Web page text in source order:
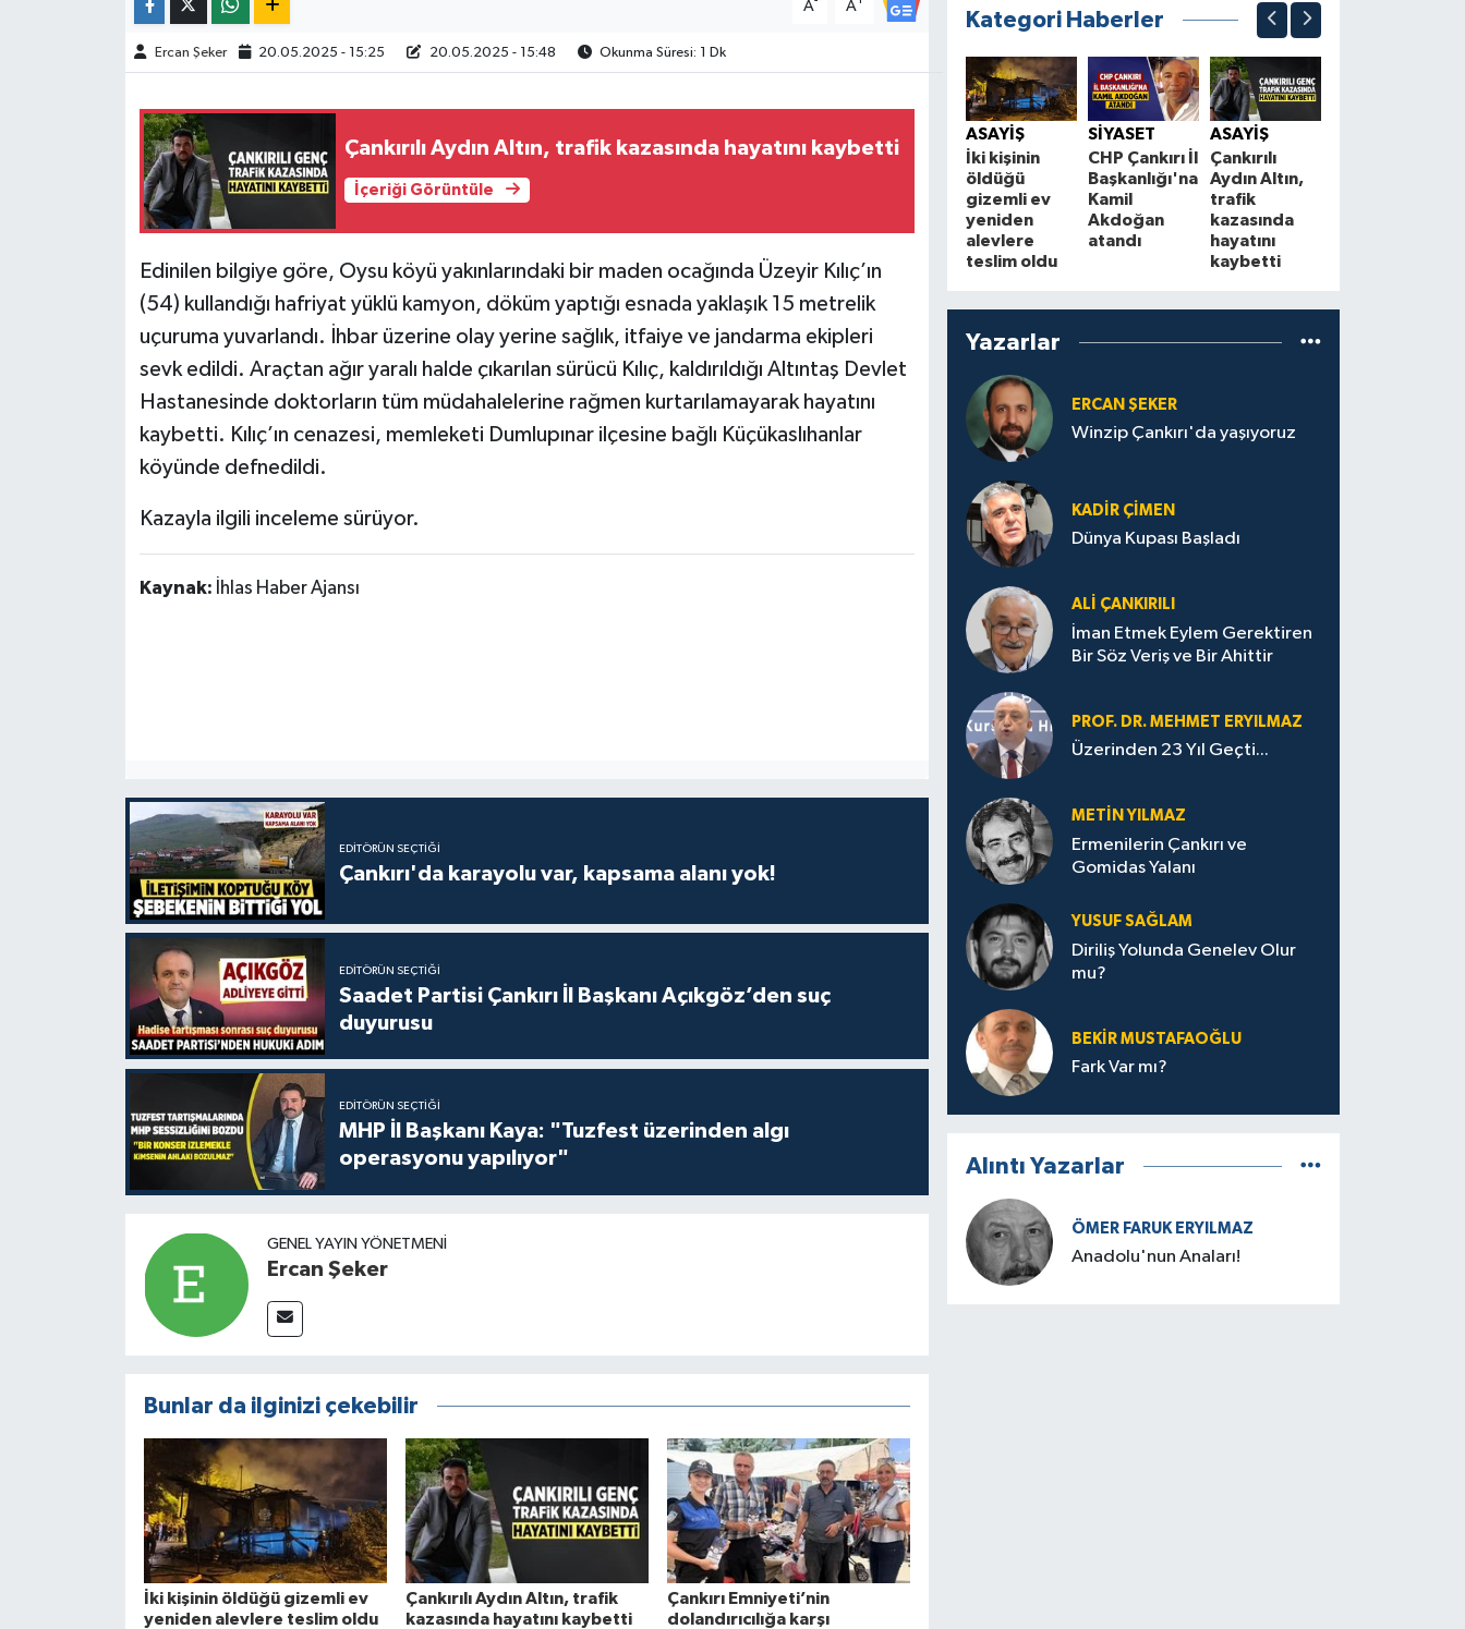
A A
Ercan Şeker 20.05.2025 - 15:25 20.05.2025 - 15:48 Okunma Süresi: 1 Dk
Çankırılı Aydın Altın, trafik kazasında hayatını kaybetti
İçeriği Görüntüle
Edinilen bilgiye göre, Oysu köyü yakınlarındaki bir maden ocağında Üzeyir Kılıç’ın
(54) kullandığı hafriyat yüklü kamyon, döküm yaptığı esnada yaklaşık 15 metrelik
uçuruma yuvarlandı. İhbar üzerine olay yerine sağlık, itfaiye ve jandarma ekipleri
sevk edildi. Araçtan ağır yaralı halde çıkarılan sürücü Kılıç, kaldırıldığı Altıntaş Devlet
Hastanesinde doktorların tüm müdahalelerine rağmen kurtarılamayarak hayatını
kaybetti. Kılıç’ın cenazesi, memleketi Dumlupınar ilçesine bağlı Küçükaslıhanlar
köyünde defnedildi.
Kazayla ilgili inceleme sürüyor.
Kaynak: İhlas Haber Ajansı
EDITÖRÜN SEÇTIĞI
Çankırı'da karayolu var, kapsama alanı yok!
EDITÖRÜN SEÇTIĞI
Saadet Partisi Çankırı İl Başkanı Açıkgöz’den suç
duyurusu
EDITÖRÜN SEÇTIĞI
MHP İl Başkanı Kaya: "Tuzfest üzerinden algı
operasyonu yapılıyor"
GENEL YAYIN YÖNETMENI
Ercan Şeker
Bunlar da ilginizi çekebilir
İki kişinin öldüğü gizemli ev
yeniden alevlere teslim oldu
Çankırılı Aydın Altın, trafik
kazasında hayatını kaybetti
Çankırı Emniyeti’nin
dolandırıcılığa karşı
Kategori Haberler
ASAYİŞ
İki kişinin
öldüğü
gizemli ev
yeniden
alevlere
teslim oldu
SİYASET
CHP Çankırı İl
Başkanlığı'na
Kamil
Akdoğan
atandı
ASAYİŞ
Çankırılı
Aydın Altın,
trafik
kazasında
hayatını
kaybetti
Yazarlar
ERCAN ŞEKER
Winzip Çankırı'da yaşıyoruz
KADIR ÇIMEN
Dünya Kupası Başladı
ALI ÇANKIRILI
İman Etmek Eylem Gerektiren
Bir Söz Veriş ve Bir Ahittir
PROF. DR. MEHMET ERYILMAZ
Üzerinden 23 Yıl Geçti...
METIN YILMAZ
Ermenilerin Çankırı ve
Gomidas Yalanı
YUSUF SAĞLAM
Diriliş Yolunda Genelev Olur
mu?
BEKIR MUSTAFAOĞLU
Fark Var mı?
Alıntı Yazarlar
ÖMER FARUK ERYILMAZ
Anadolu'nun Anaları!
TÜRKİYE